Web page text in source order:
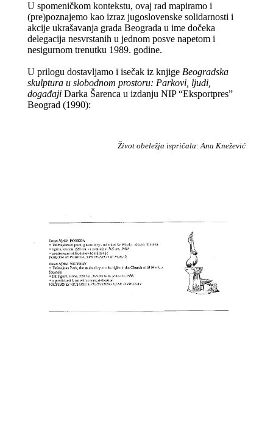
U spomeničkom kontekstu, ovaj rad mapiramo i
(pre)poznajemo kao izraz jugoslovenske solidarnosti i
akcije ukrašavanja grada Beograda u ime dočeka
delegacija nesvrstanih u jednom posve napetom i
nesigurnom trenutku 1989. godine.
U prilogu dostavljamo i isečak iz knjige Beogradska
skulptura u slobodnom prostoru: Parkovi, ljudi,
događajiDarka Šarenca u izdanju NIP “Eksportpres”
Beograd (1990):
Život obeležja ispričala: Ana Knežević